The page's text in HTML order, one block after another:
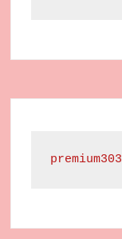
premium303